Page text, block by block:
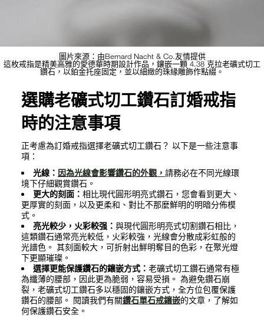
圖片來源：由Bernard Nacht & Co.友情提供
這枚戒指是精美高雅的愛德華時期設計作品，鑲嵌一顆 4.38 克拉老礦式切工
鑽石，以鉑金托座固定，並以細緻的珠緣雕飾作點綴。
選購老礦式切工鑽石訂婚戒指
時的注意事項
正考慮為訂婚戒指選擇老礦式切工鑽石？ 以下是一些注意事
項：
光線： 因為光線會影響鑽石的外觀， 請務必在不同光線環
境下仔細觀賞鑽石。
更大的刻面： 相比現代圓形明亮式鑽石，您會看到更大、
更厚實的刻面，以及更柔和、對比不那麼鮮明的明暗分佈模
式。
亮光較少，火彩較强： 與現代圓形明亮式切割鑽石相比，
這類鑽石通常亮光較低，火彩較強，光線會分散成彩虹般的
光譜色。 其刻面較大，可折射出鮮明奪目的色彩，在聚光燈
下更顯璀璨。
選擇更能保護鑽石的鑲嵌方式： 老礦式切工鑽石通常有極
為纖薄的腰部，因此更為脆弱，容易受損。 為避免鑽石崩
裂，老礦式切工鑽石多以穩固的鑲嵌方式，全方位包覆保護
鑽石的腰部。 閱讀我們有關鑽石單石戒鑲嵌的文章，了解如
何保護鑽石安全。